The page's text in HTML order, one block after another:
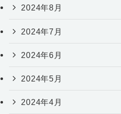
2024年8月
2024年7月
2024年6月
2024年5月
2024年4月